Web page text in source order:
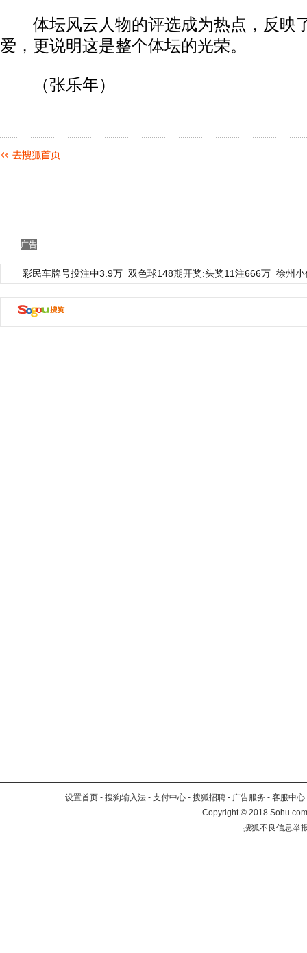
体坛风云人物的评选成为热点，反映
爱，更说明这是整个体坛的光荣。
（张乐年）
广告
彩民车牌号投注中3.9万 双色球148期开奖:头奖11注666万 徐州
设置首页 - 搜狗输入法 - 支付中心 - 搜狐招聘 - 广告服务 - 客服中心
Copyright©2018
搜狐不良信息举